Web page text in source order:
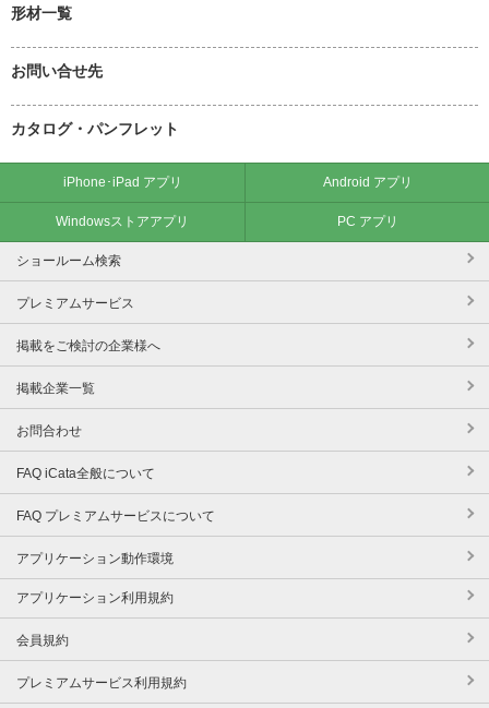
形材一覧
お問い合せ先
カタログ・パンフレット
iPhone･iPad アプリ Android アプリ
Windowsストアアプリ PC アプリ
ショールーム検索
プレミアムサービス
掲載をご検討の企業様へ
掲載企業一覧
お問合わせ
FAQ iCata全般について
FAQ プレミアムサービスについて
アプリケーション動作環境
アプリケーション利用規約
会員規約
プレミアムサービス利用規約